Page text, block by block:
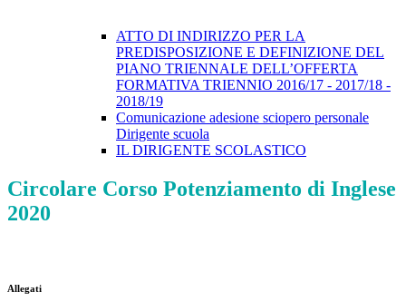
ATTO DI INDIRIZZO PER LA
PREDISPOSIZIONE E DEFINIZIONE DEL
PIANO TRIENNALE DELL’OFFERTA
FORMATIVA TRIENNIO 2016/17 - 2017/18 -
2018/19
Comunicazione adesione sciopero personale
Dirigente scuola
IL DIRIGENTE SCOLASTICO
Circolare Corso Potenziamento di Inglese
2020
Allegati